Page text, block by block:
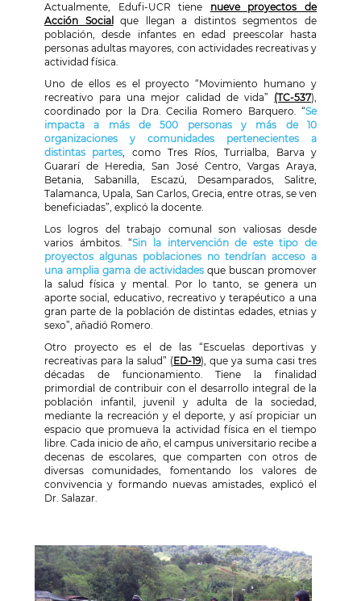
Actualmente, Edufi-UCR tiene nueve proyectos de
Acción Social
que llegan a distintos segmentos de
población, desde infantes en edad preescolar hasta
personas adultas mayores, con actividades recreativas y
actividad física.
Uno de ellos es el proyecto “Movimiento humano y
recreativo para una mejor calidad de vida” (TC-537),
coordinado por la Dra. Cecilia Romero Barquero. “Se
impacta a más de 500 personas y más de 10
organizaciones y comunidades pertenecientes a
distintas partes, como Tres Ríos, Turrialba, Barva y
Guararí de Heredia, San José Centro, Vargas Araya,
Betania, Sabanilla, Escazú, Desamparados, Salitre,
Talamanca, Upala, San Carlos, Grecia, entre otras, se ven
beneficiadas”, explicó la docente.
Los logros del trabajo comunal son valiosas desde
varios ámbitos. “Sin la intervención de este tipo de
proyectos algunas poblaciones no tendrían acceso a
una amplia gama de actividades que buscan promover
la salud física y mental. Por lo tanto, se genera un
aporte social, educativo, recreativo y terapéutico a una
gran parte de la población de distintas edades, etnias y
sexo”, añadió Romero.
Otro proyecto es el de las “Escuelas deportivas y
recreativas para la salud” (ED-19), que ya suma casi tres
décadas de funcionamiento. Tiene la finalidad
primordial de contribuir con el desarrollo integral de la
población infantil, juvenil y adulta de la sociedad,
mediante la recreación y el deporte, y así propiciar un
espacio que promueva la actividad física en el tiempo
libre. Cada inicio de año, el campus universitario recibe a
decenas de escolares, que comparten con otros de
diversas comunidades, fomentando los valores de
convivencia y formando nuevas amistades, explicó el
Dr. Salazar.